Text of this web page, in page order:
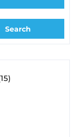
Search
1515